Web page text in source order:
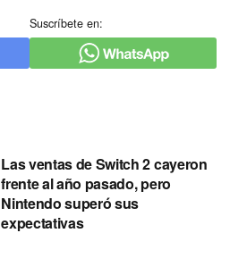
Suscríbete en:
Las ventas de Switch 2 cayeron
frente al año pasado, pero
Nintendo superó sus
expectativas